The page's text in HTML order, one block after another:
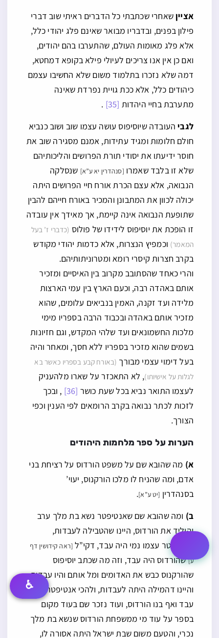
אציין שאחרי שכתבתי כל הדברים ראיתי שוב דברי
פילון בפנים, ובדבריו מבואר שאינם פלג יהודי כלל,
אלא פלג מאומות העולם, שהתערבו בהם יהודים,
ואם כן אין אנו צריכים לעיולי פילא בקופא דמחטא,
דמה שלא נזכרו בתלמוד משום שלא החשיבו עצמם
כיהודים כלל, אלא ככת גויית נפרדת שאינה
מתערבת בחיי היהדות [35]
.
לגבי העובדה שיוסיפוס עושה עצמו שוב ושוב כנביא
חולם חלומות ומגיד עתידות, אמנם מסגירה שוב את
חוסר ידיעתו את יסודי תורת הפרושים והליכותיהם
שלא זו בלבד שאמרו [סנהדרין יא ע”א] שנסלקה
הנבואה, אלא עצם הכרת אורח חיי הפרושים היתה
יכולה לכוון את המתבונן והמכיר באורח חייהם להבין
שתופעת הנבואה אינה קיימת, אך מאידך אין עובדה
זו הופכת את יוסיפוס לידידו של פולוס (כדברי ז’ בעל
המאמר) וכמפיץ הנצרות, אלא כדמות יהודי מקודש
בקרב חצרות קיסרי רומא ומטרוניתותיהם.
והרי כאחד שהסתובב מקרוב בין האיסיים ומזכיר
אותם באהדה רבה, וכעם הארץ בין עמי הארצות
מלידה ועד זקנה, האמין בנביאים עלומים, שהוא
מזכיר אותם באהדה ובכבוד הרבה בספריו מימי
מלכות החשמונאים ועד שלהי המקדש, וגם חזיונות
בשמים שהוא מזכיר בספריו ללא חסך, ומאחר והיה
בעל דימוי עצמי מבורך (באורח קבע בספריו כאשר בא
לגלות על אישיותו), לא התאכזר על שארו מלהעניק
לעצמו התואר נביא בכל שעת כושר [36]
, ובכך
לזכות לכתר נבואה בקרב הרומאים לפי הענין וכפי
הצורך.
הערות על ספר מלחמות היהודים
א) מה שהובא שם על משפט הורדוס על רציחת בני
אדם, ומה שהניח לו מלכו הורקנוס, יעוי’
בסנהדרין [יט ע”א].
ב) ומה שהובא שם שאנטיפטר נשא בת מלך ערב
והוליד את הורדוס, היינו שהטבילה לעבדות,
ואנטיפטר עצמו נמי היה עבד, דקי”ל [ראה קידושין דף
ע]שהורדוס היה עבד, וזה מה שכתב יוסיפוס
שהורקנוס כבש את האדומים ומל אותם והיו עבדים,
והיינו דהמילה היתה לעבדות, ולהכי אנטיפטר היה
עבד ואף בנו הורדוס, ועוד נזכר שם בעוד מקום
בספר על עוד מי ממשפחת הורדוס שנשא בת מלך
נכרי, והטעם משום שבת ישראל היתה אסורה לו,
♿